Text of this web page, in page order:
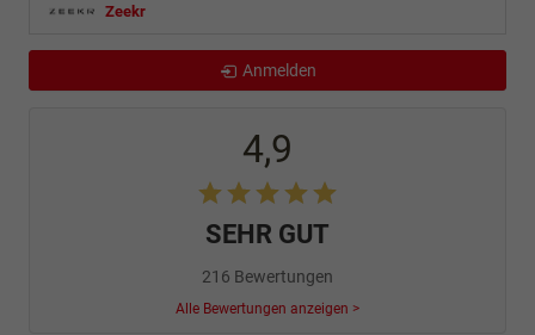
Zeekr
Anmelden
4,9
SEHR GUT
216 Bewertungen
Alle Bewertungen anzeigen >